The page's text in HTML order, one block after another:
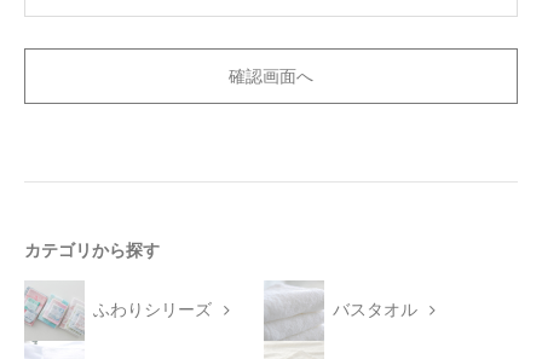
カテゴリから探す
ふわりシリーズ バスタオル